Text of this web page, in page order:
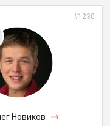
#1230
Новиков